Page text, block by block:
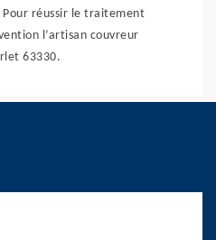
réussir le traitement
l’artisan couvreur
63330.